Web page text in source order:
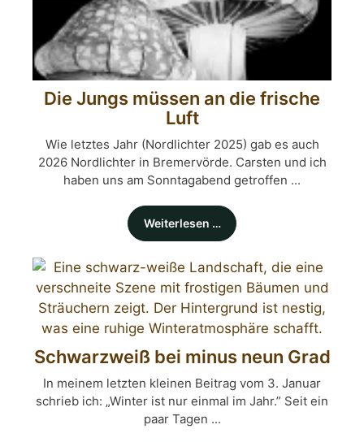
Die Jungs müssen an die frische
Luft
Wie letztes Jahr (Nordlichter 2025) gab es auch
2026 Nordlichter in Bremervörde. Carsten und ich
haben uns am Sonntagabend getroffen ...
Weiterlesen …
Schwarzweiß bei minus neun Grad
In meinem letzten kleinen Beitrag vom 3. Januar
schrieb ich: „Winter ist nur einmal im Jahr.” Seit ein
paar Tagen ...